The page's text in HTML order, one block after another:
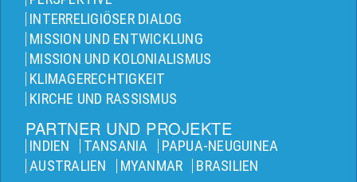
INTERRELIGIÖSER DIALOG
MISSION UND ENTWICKLUNG
MISSION UND KOLONIALISMUS
KLIMAGERECHTIGKEIT
KIRCHE UND RASSISMUS
PARTNER UND PROJEKTE
INDIEN TANSANIA
PAPUA-NEUGUINEA
AUSTRALIEN
MYANMAR BRASILIEN